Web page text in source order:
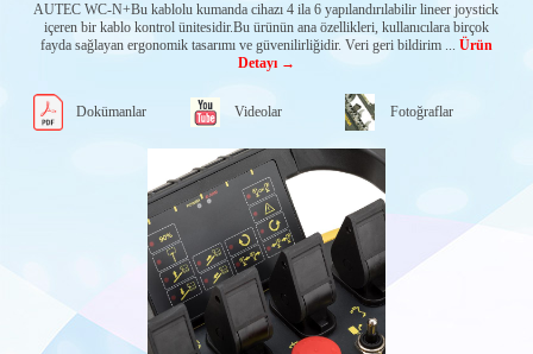
AUTEC WC-N+Bu kablolu kumanda cihazı 4 ila 6 yapılandırılabilir lineer joystick
içeren bir kablo kontrol ünitesidir.Bu ürünün ana özellikleri, kullanıcılara birçok
fayda sağlayan ergonomik tasarımı ve güvenilirliğidir. Veri geri bildirim ... Ürün
Detayı →
Dokümanlar Videolar Fotoğraflar